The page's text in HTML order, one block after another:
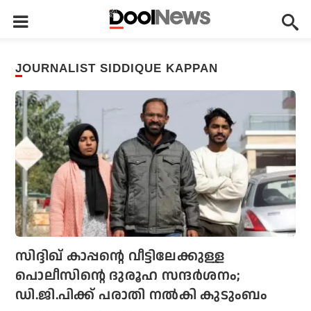
JOURNALIST SIDDIQUE KAPPAN
സിദ്ദിഖ് കാപ്പന്റെ വീട്ടിലേക്കുള്ള
പൊലീസിന്റെ ദുരൂഹ സന്ദര്‍ശനം;
ഡി.ജി.പിക്ക് പരാതി നല്‍കി കുടുംബം